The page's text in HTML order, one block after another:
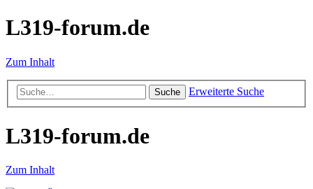
L319-forum.de
Zum Inhalt
Suche Erweiterte Suche
L319-forum.de
Zum Inhalt